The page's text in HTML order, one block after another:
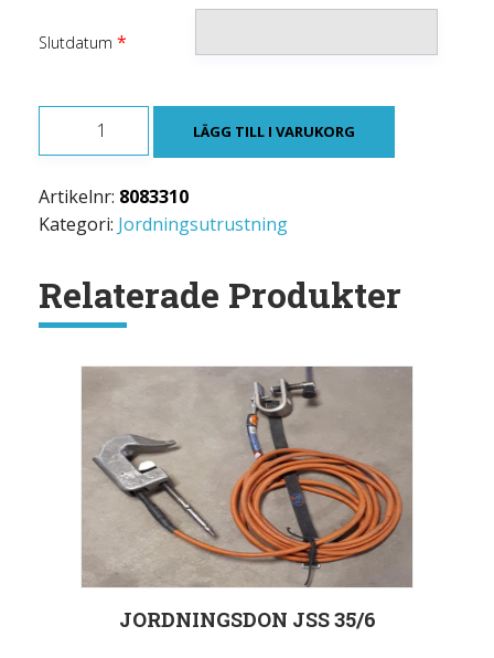
Slutdatum *
SLÄPJORDNINGSDON
902
mängd
LÄGG TILL I VARUKORG
Artikelnr: 8083310
Kategori: Jordningsutrustning
Relaterade Produkter
JORDNINGSDON JSS 35/6